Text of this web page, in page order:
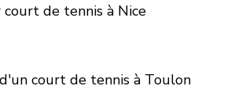
de tennis à Nice
court de tennis à Toulon